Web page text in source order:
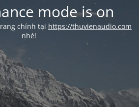
mode is on
chính tại https://thuvienaudio.com
nhé!